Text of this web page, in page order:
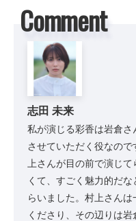
Comment
志田 未来
私が演じる彩香は岩倉
させていただく役なの
上さんが目の前で演じ
くて、すごく魅力的だ
らいました。村上さん
くださり、その辺りは